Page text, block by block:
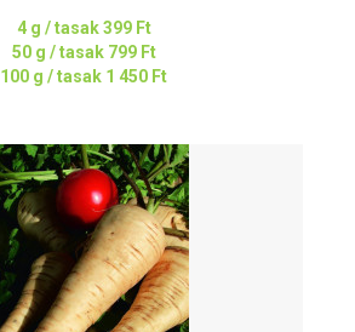
4 g / tasak399 Ft
50 g / tasak 799 Ft
100 g / tasak 1 450 Ft